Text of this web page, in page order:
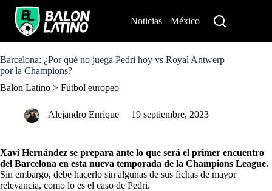
o
c
n
Noticias México
Barcelona: ¿Por qué no juega Pedri hoy vs Royal Antwerp
por la Champions?
Balon Latino > Fútbol europeo
Alejandro Enrique 19 septiembre, 2023
Xavi Hernández se prepara ante lo que será el primer encuentro
del Barcelona en esta nueva temporada de la Champions League.
Sin embargo, debe hacerlo sin algunas de sus fichas de mayor
relevancia, como lo es el caso de Pedri.